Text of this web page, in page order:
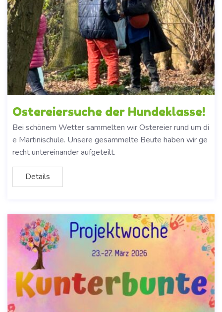
Ostereiersuche der Hundeklasse!
Bei schönem Wetter sammelten wir Ostereier rund um di
e Martinischule. Unsere gesammelte Beute haben wir ge
recht untereinander aufgeteilt.
Details